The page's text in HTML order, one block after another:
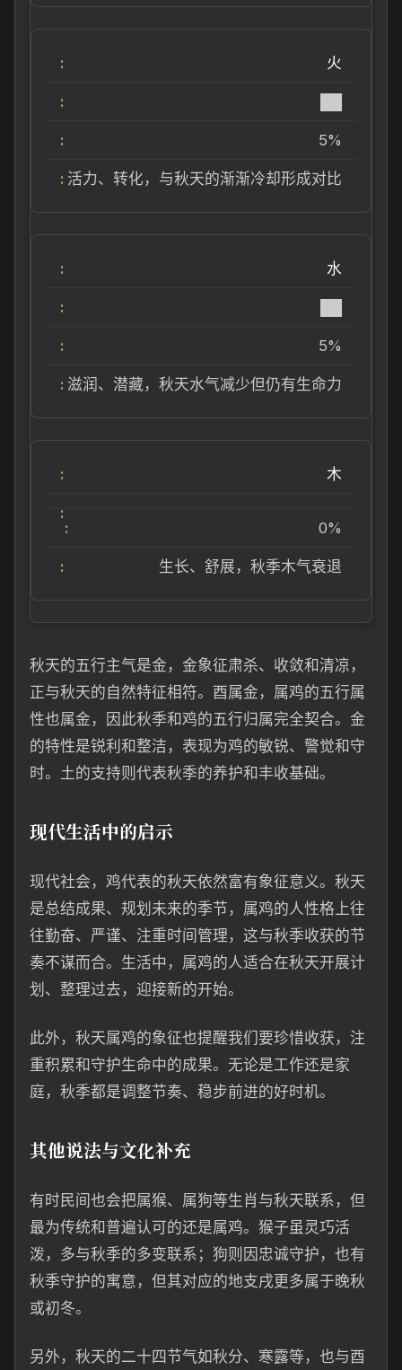
火
5%
活力、转化，与秋天的渐渐冷却形成对比
水
5%
滋润、潜藏，秋天水气减少但仍有生命力
木
0%
生长、舒展，秋季木气衰退
秋天的五行主气是金，金象征肃杀、收敛和清凉，
正与秋天的自然特征相符。酉属金，属鸡的五行属
性也属金，因此秋季和鸡的五行归属完全契合。金
的特性是锐利和整洁，表现为鸡的敏锐、警觉和守
时。土的支持则代表秋季的养护和丰收基础。
现代生活中的启示
现代社会，鸡代表的秋天依然富有象征意义。秋天
是总结成果、规划未来的季节，属鸡的人性格上往
往勤奋、严谨、注重时间管理，这与秋季收获的节
奏不谋而合。生活中，属鸡的人适合在秋天开展计
划、整理过去，迎接新的开始。
此外，秋天属鸡的象征也提醒我们要珍惜收获，注
重积累和守护生命中的成果。无论是工作还是家
庭，秋季都是调整节奏、稳步前进的好时机。
其他说法与文化补充
有时民间也会把属猴、属狗等生肖与秋天联系，但
最为传统和普遍认可的还是属鸡。猴子虽灵巧活
泼，多与秋季的多变联系；狗则因忠诚守护，也有
秋季守护的寓意，但其对应的地支戌更多属于晚秋
或初冬。
另外，秋天的二十四节气如秋分、寒露等，也与酉